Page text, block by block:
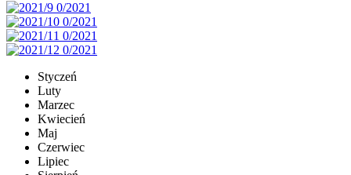
Styczeń
Luty
Marzec
Kwiecień
Maj
Czerwiec
Lipiec